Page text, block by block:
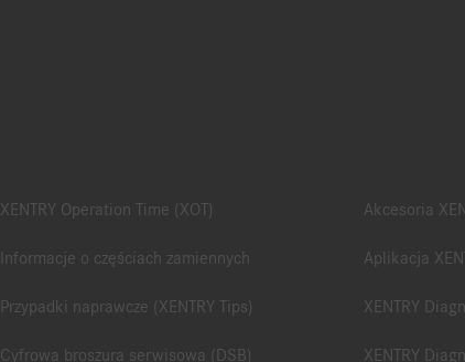
XENTRY Operation Time (XOT)
Informacje o częściach zamiennych
Przypadki naprawcze (XENTRY Tips)
Cyfrowa broszura serwisowa (DSB)
Akcesoria
Aplikacja
XENTRY
XENTRY